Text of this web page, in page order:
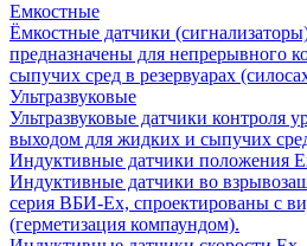
Емкостные
Ёмкостные датчики
предназначены для непрерывного
сыпучих сред в резервуарах
Ультразвуковые
Ультразвуковые датчики контроля
выходом для жидких и сыпучих
Индуктивные датчики положения
Индуктивные датчики во
серия ВБИ-Ех, спроектированы с
(герметизация компаундом).